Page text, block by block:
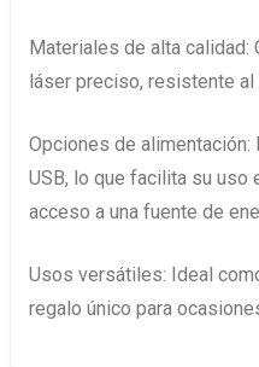
Materiales de alta calidad:
láser preciso, resistente
Opciones de alimentación:
USB, lo que facilita su uso
acceso a una fuente de
Usos versátiles: Ideal
regalo único para